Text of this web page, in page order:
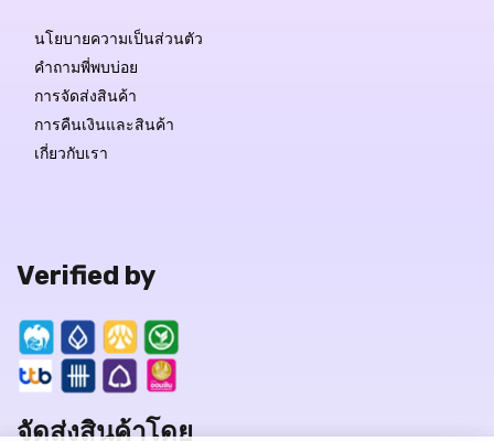
นโยบายความเป็นส่วนตัว
คำถามพี่พบบ่อย
การจัดส่งสินค้า
การคืนเงินและสินค้า
เกี่ยวกับเรา
Verified by
จัดส่งสินค้าโดย